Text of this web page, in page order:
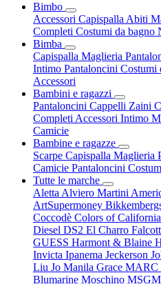
Bimbo
Accessori Capispalla Abiti
Completi Costumi da bagno
Bimba
Capispalla Maglieria
Intimo Pantaloncini Costumi
Accessori
Bambini e ragazzi
Pantaloncini Cappelli Zaini
Completi Accessori Intimo
Camicie
Bambine e ragazze
Scarpe Capispalla Maglieria
Camicie Pantaloncini
Tutte le marche
Aletta Alviero Martini
ArtSupermoney
Coccodè Colors of California
Diesel DS2 El Charro
GUESS Harmont & Blaine
Invicta Ipanema Jeckerson
Liu Jo Manila Grace MARC
Blumarine Moschino MSGM